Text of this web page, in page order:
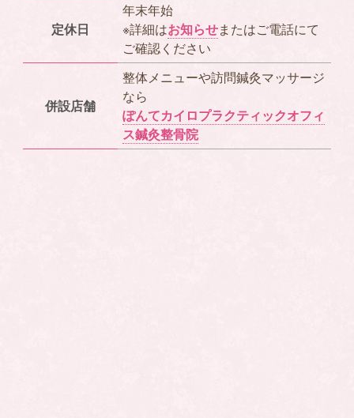
定休日
年末年始
※詳細はお知らせまたはご電話にて
ご確認ください
併設店舗
整体メニューや訪問鍼灸マッサージ
なら
ぽんてカイロプラクティックオフィ
ス鍼灸整骨院